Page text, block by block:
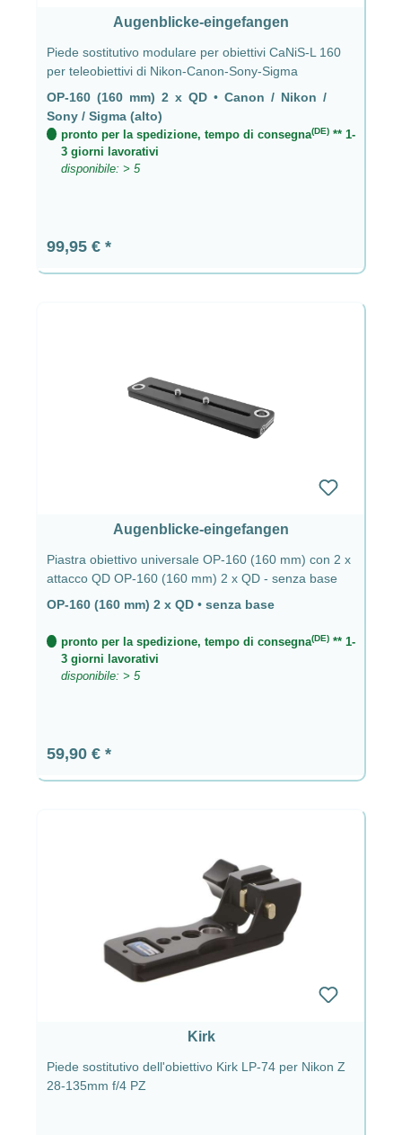
Augenblicke-eingefangen
Piede sostitutivo modulare per obiettivi CaNiS-L 160
per teleobiettivi di Nikon-Canon-Sony-Sigma
OP-160 (160 mm) 2 x QD • Canon / Nikon /
Sony / Sigma (alto)
pronto per la spedizione, tempo di consegna(DE)** 1-
3 giorni lavorativi
disponibile: > 5
Prezzo normale:
99,95 €
Augenblicke-eingefangen
Piastra obiettivo universale OP-160 (160 mm) con 2 x
attacco QD OP-160 (160 mm) 2 x QD - senza base
OP-160 (160 mm) 2 x QD • senza base
pronto per la spedizione, tempo di consegna(DE)** 1-
3 giorni lavorativi
disponibile: > 5
Prezzo normale:
59,90 €
Kirk
Piede sostitutivo dell'obiettivo Kirk LP-74 per Nikon Z
28-135mm f/4 PZ